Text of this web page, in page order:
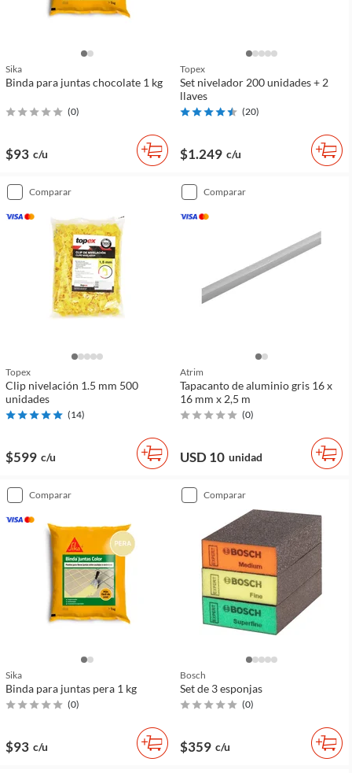
Sika
Binda para juntas chocolate 1 kg
(0)
$93 c/u
Topex
Set nivelador 200 unidades + 2
llaves
(20)
$1.249 c/u
comparar
Topex
Clip nivelación 1.5 mm 500
unidades
(14)
$599 c/u
comparar
Atrim
Tapacanto de aluminio gris 16 x
16 mm x 2,5 m
(0)
USD 10 unidad
comparar
Sika
Binda para juntas pera 1 kg
(0)
$93 c/u
comparar
Bosch
Set de 3 esponjas
(0)
$359 c/u